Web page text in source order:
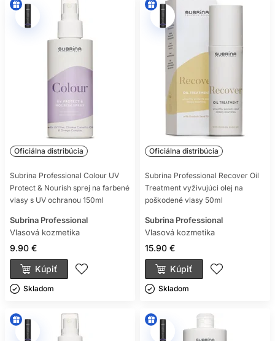
Oficiálna distribúcia
Subrina Professional Colour UV
Protect & Nourish sprej na farbené
vlasy s UV ochranou 150ml
Subrina Professional
Vlasová kozmetika
9.90 €
Kúpiť
Skladom ㅤ
Oficiálna distribúcia
Subrina Professional Recover Oil
Treatment vyživujúci olej na
poškodené vlasy 50ml
Subrina Professional
Vlasová kozmetika
15.90 €
Kúpiť
Skladom ㅤ